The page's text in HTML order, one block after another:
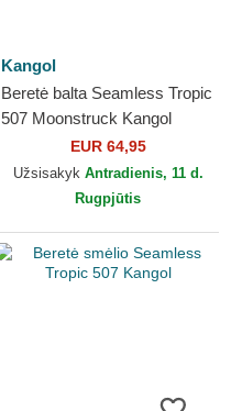
Kangol
Beretė balta Seamless Tropic
507 Moonstruck Kangol
EUR 64,95
Užsisakyk Antradienis, 11 d.
Rugpjūtis